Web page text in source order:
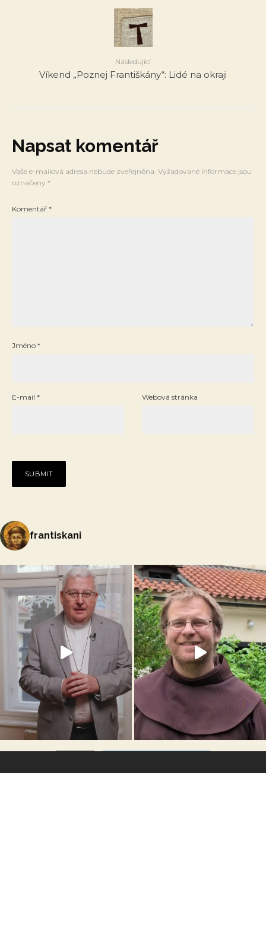
Následující
Víkend „Poznej Františkány“: Lidé na okraji
Napsat komentář
Vaše e-mailová adresa nebude zveřejněna. Vyžadované informace jsou
označeny *
Komentář *
Jméno *
E-mail * Webová stránka
frantiskani